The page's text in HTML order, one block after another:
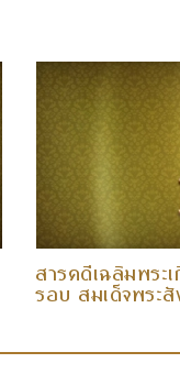
สารคดีเฉลิมพระ
รอบ สมเด็จพระ